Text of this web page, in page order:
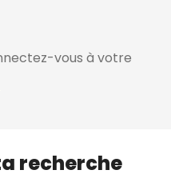
vous à votre
recherche